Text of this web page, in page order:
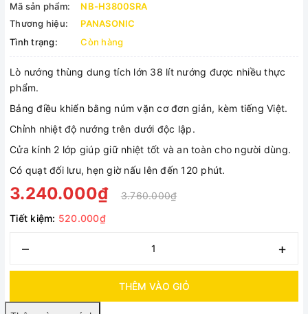
Mã sản phẩm:
NB-H3800SRA
Thương hiệu:
PANASONIC
Tình trạng:
Còn hàng
Lò nướng thùng dung tích lớn 38 lít nướng được nhiều thực
phẩm.
Bảng điều khiển bằng núm vặn cơ đơn giản, kèm tiếng Việt.
Chỉnh nhiệt độ nướng trên dưới độc lập.
Cửa kính 2 lớp giúp giữ nhiệt tốt và an toàn cho người dùng.
Có quạt đối lưu, hẹn giờ nấu lên đến 120 phút.
3.240.000₫
3.760.000₫
Tiết kiệm: 520.000₫
– +
THÊM VÀO GIỎ